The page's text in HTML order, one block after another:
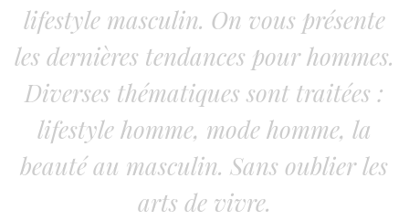
lifestyle masculin. On vous présente
les dernières tendances pour hommes.
Diverses thématiques sont traitées :
lifestyle homme, mode homme, la
beauté au masculin. Sans oublier les
arts de vivre.